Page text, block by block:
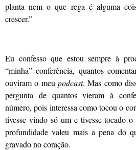
planta nem o que rega é alguma
crescer.”
Eu confesso que estou sempre à
“minha” conferência, quantos
ouviram o meupodcast. Mas como
pergunta de quantos vieram à
número, pois interessa como tocou o
tivesse vindo só um e tivesse tocado
profundidade valeu mais a pena do
gravado no coração.